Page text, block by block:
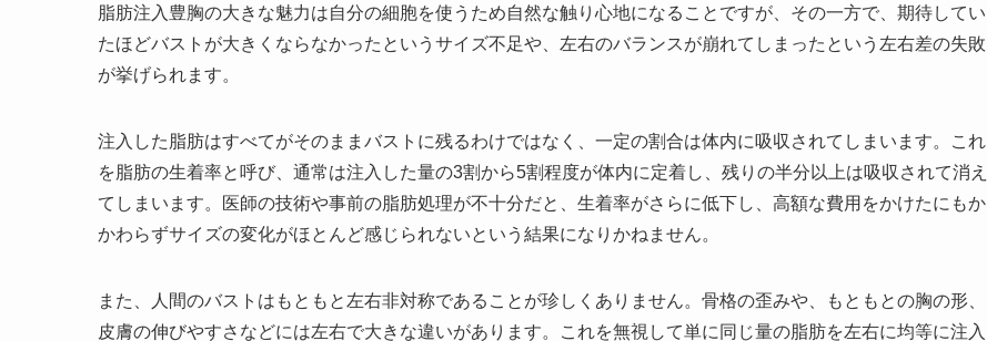
脂肪注入豊胸の大きな魅力は自分の細胞を使うため自然な触り心地になることですが、その一方で、期待してい
たほどバストが大きくならなかったというサイズ不足や、左右のバランスが崩れてしまったという左右差の失敗
が挙げられます。
注入した脂肪はすべてがそのままバストに残るわけではなく、一定の割合は体内に吸収されてしまいます。これ
を脂肪の生着率と呼び、通常は注入した量の3割から5割程度が体内に定着し、残りの半分以上は吸収されて消え
てしまいます。医師の技術や事前の脂肪処理が不十分だと、生着率がさらに低下し、高額な費用をかけたにもか
かわらずサイズの変化がほとんど感じられないという結果になりかねません。
また、人間のバストはもともと左右非対称であることが珍しくありません。骨格の歪みや、もともとの胸の形、
皮膚の伸びやすさなどには左右で大きな違いがあります。これを無視して単に同じ量の脂肪を左右に均等に注入